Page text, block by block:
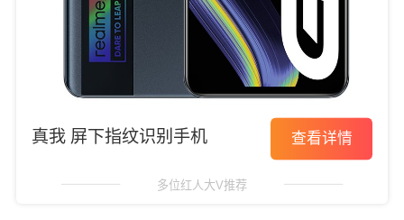
真我 屏下指纹识别手机 查看详情
多位红人大V推荐